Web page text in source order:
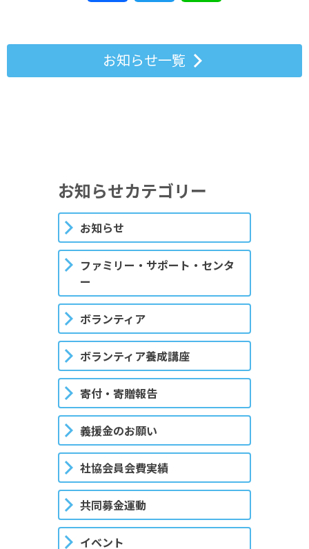
お知らせ一覧
お知らせカテゴリー
お知らせ
ファミリー・サポート・センタ
ー
ボランティア
ボランティア養成講座
寄付・寄贈報告
義援金のお願い
社協会員会費実績
共同募金運動
イベント